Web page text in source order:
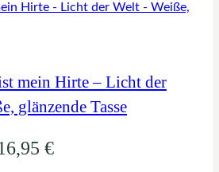
mein Hirte – Licht der
glänzende Tasse
€Preisspanne: